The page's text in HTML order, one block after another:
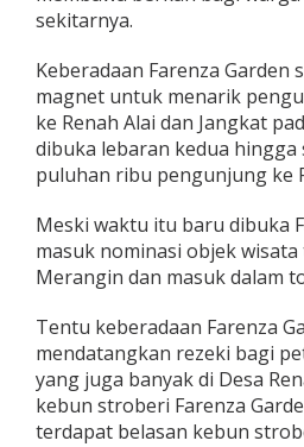
sekitarnya.
Keberadaan Farenza Garden
magnet untuk menarik
ke Renah Alai dan Jangkat
dibuka lebaran kedua
puluhan ribu pengunjung ke
Meski waktu itu baru dibuka
masuk nominasi objek
Merangin dan masuk dalam
Tentu keberadaan Farenza
mendatangkan rezeki bagi
yang juga banyak di Desa
kebun stroberi Farenza
terdapat belasan kebun